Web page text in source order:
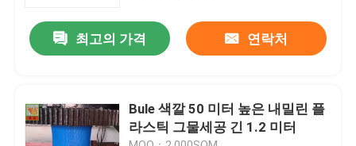
내밀린 플라스틱 그물세공
농업 그물세공
최고의 가격 연락처
Bule 색깔 50 미터 높은 내밀린 플
라스틱 그물세공 긴 1.2 미터